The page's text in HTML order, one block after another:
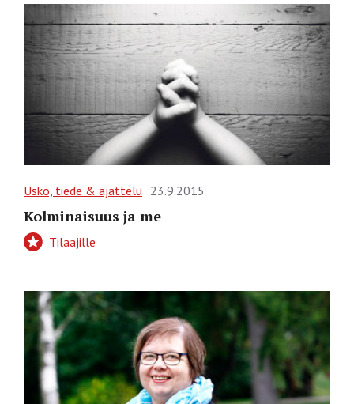
Usko, tiede & ajattelu 23.9.2015
Kolminaisuus ja me
Tilaajille